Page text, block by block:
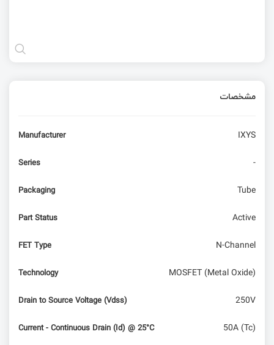
مشخصات
Manufacturer IXYS
Series -
Packaging Tube
Part Status Active
FET Type N-Channel
Technology MOSFET (Metal Oxide)
Drain to Source Voltage (Vdss) 250V
Current - Continuous Drain (Id) @ 25°C 50A (Tc)